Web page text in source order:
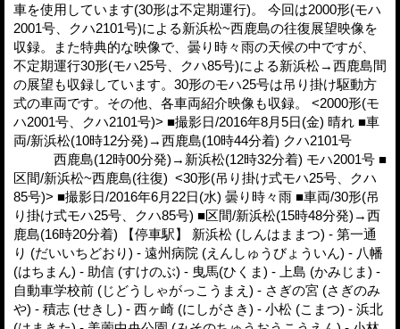
車を使用しています(30形は不定期運行)。 今回は2000形(モハ
2001号、クハ2101号)による新浜松~西鹿島の往復展望映像を
収録。また特典的な映像で、曇り時々雨の天候の中ですが、
不定期運行30形(モハ25号、クハ85号)による新浜松→西鹿島間
の展望も収録しています。30形のモハ25号は吊り掛け駆動方
式の車両です。その他、各車両紹介映像も収録。 <2000形(モ
ハ2001号、クハ2101号)> ■撮影日/2016年8月5日(金) 晴れ ■車
両/新浜松(10時12分発)→西鹿島(10時44分着) クハ2101号
西鹿島(12時00分発)→新浜松(12時32分着) モハ2001号 ■
区間/新浜松~西鹿島(往復) <30形(吊り掛け式モハ25号、クハ
85号)> ■撮影日/2016年6月22日(水) 曇り時々雨 ■車両/30形(吊
り掛け式モハ25号、クハ85号) ■区間/新浜松(15時48分発)→西
鹿島(16時20分着) 【停車駅】 新浜松 (しんはままつ) - 第一通
り (だいいちどおり) - 遠州病院 (えんしゅうびょういん) - 八幡
(はちまん) - 助信 (すけのぶ) - 曳馬(ひくま) - 上島 (かみじま) -
自動車学校前 (じどうしゃがっこうまえ) - さぎの宮 (さぎのみ
や) - 積志 (せきし) - 西ヶ崎 (にしがさき) - 小松 (こまつ) - 浜北